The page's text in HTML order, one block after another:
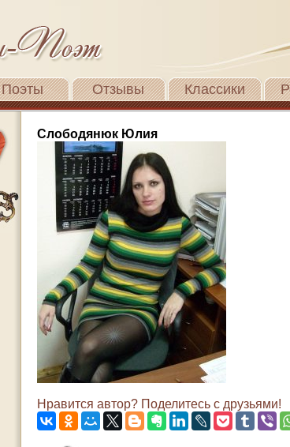
Поэты Отзывы Классики
Слободянюк Юлия
Нравится автор? Поделитесь с друзьями!